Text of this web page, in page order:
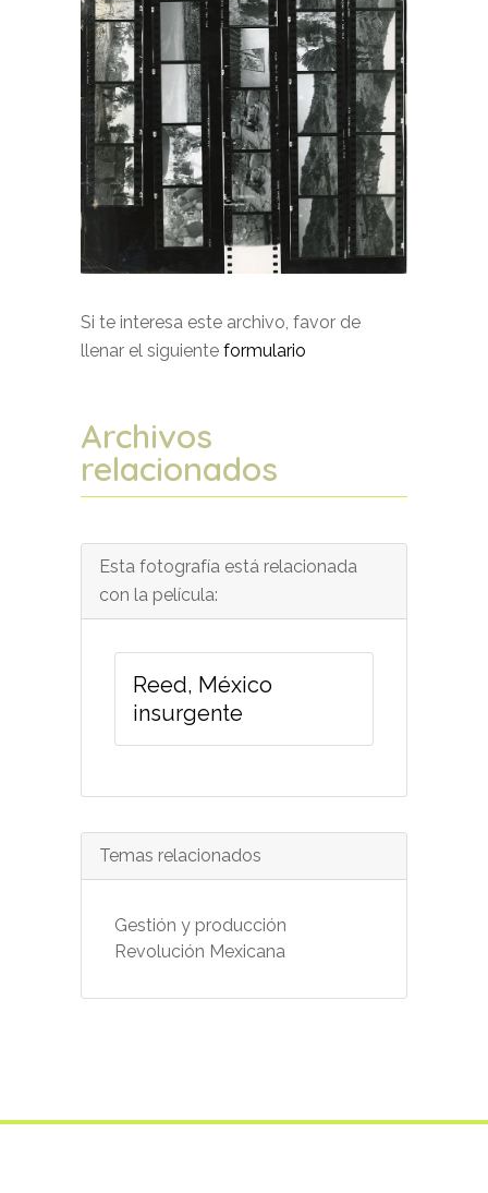
Si te interesa este archivo, favor de
llenar el siguiente formulario
Archivos
relacionados
Esta fotografía está relacionada
con la película:
Reed, México
insurgente
Temas relacionados
Gestión y producción
Revolución Mexicana